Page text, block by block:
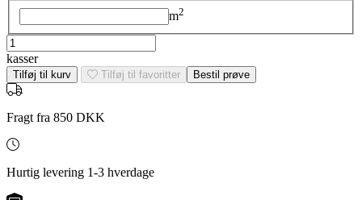
m2
Lume
Green
6x24
antal
kasser
Tilføj til kurv Tilføj til favoritter Bestil prøve
Fragt fra 850 DKK
Hurtig levering 1-3 hverdage